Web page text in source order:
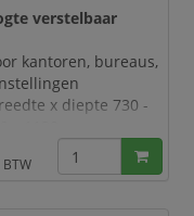
van 42 dB
van staal met
poedercoating
via 2
verstelbaar
kantoren, bureaus,
x diepte 730 -
met
BTW